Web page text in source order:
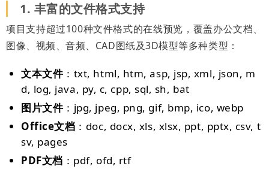
1. 丰富的文件格式支持
项目支持超过100种文件格式的在线预览，覆盖办公文档、
图像、视频、音频、CAD图纸及3D模型等多种类型：
文本文件：txt, html, htm, asp, jsp, xml, json, m
d, log, java, py, c, cpp, sql, sh, bat
图片文件：jpg, jpeg, png, gif, bmp, ico, webp
Office文档 ：doc, docx, xls, xlsx, ppt, pptx, csv, t
sv, pages
PDF文档 ：pdf, ofd, rtf